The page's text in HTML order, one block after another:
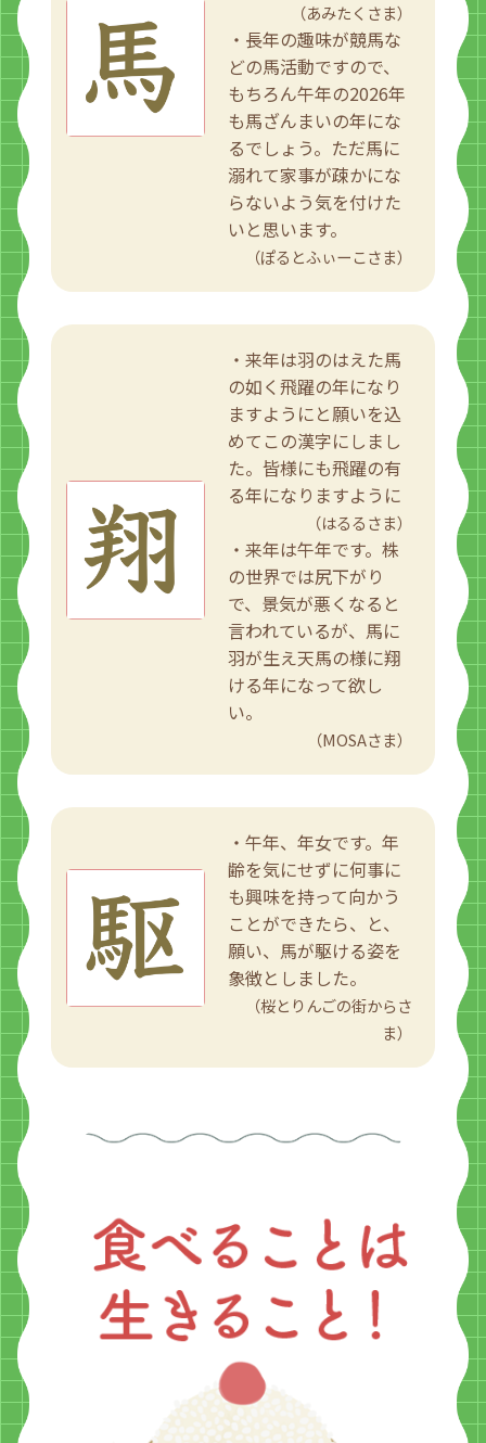
（あみたくさま）
・長年の趣味が競馬な
どの馬活動ですので、
もちろん午年の2026年
も馬ざんまいの年にな
るでしょう。ただ馬に
溺れて家事が疎かにな
らないよう気を付けた
いと思います。
（ぽるとふぃーこさま）
・来年は羽のはえた馬
の如く飛躍の年になり
ますようにと願いを込
めてこの漢字にしまし
た。皆様にも飛躍の有
る年になりますように
（はるるさま）
・来年は午年です。株
の世界では尻下がり
で、景気が悪くなると
言われているが、馬に
羽が生え天馬の様に翔
ける年になって欲し
い。
（MOSAさま）
・午年、年女です。年
齢を気にせずに何事に
も興味を持って向かう
ことができたら、と、
願い、馬が駆ける姿を
象徴としました。
（桜とりんごの街からさ
ま）